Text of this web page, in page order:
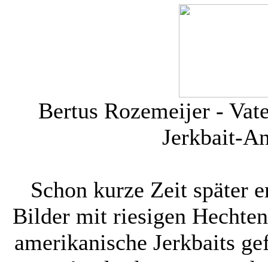
Bertus Rozemeijer -
Jerkbait-
Schon kurze Zeit später
Bilder mit riesigen
amerikanische Jerkbaits